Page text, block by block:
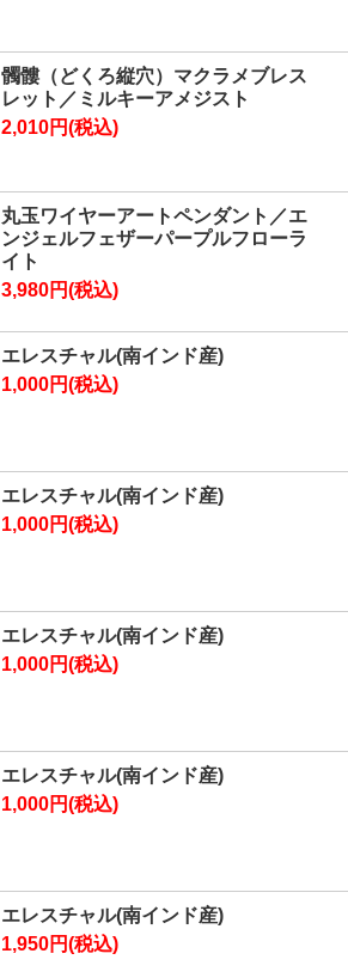
髑髏（どくろ縦穴）マクラメブレス
レット／ミルキーアメジスト
2,010円(税込)
丸玉ワイヤーアートペンダント／エ
ンジェルフェザーパープルフローラ
イト
3,980円(税込)
エレスチャル(南インド産)
1,000円(税込)
エレスチャル(南インド産)
1,000円(税込)
エレスチャル(南インド産)
1,000円(税込)
エレスチャル(南インド産)
1,000円(税込)
エレスチャル(南インド産)
1,950円(税込)